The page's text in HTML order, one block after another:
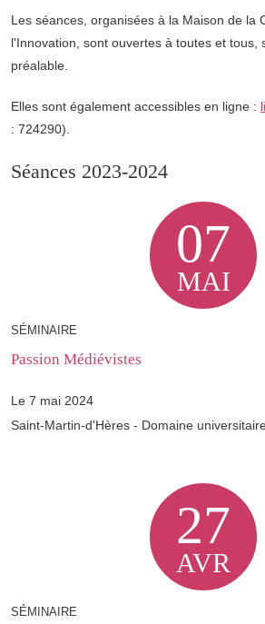
Les séances, organisées à la Maison de la
l'Innovation, sont ouvertes à toutes et tous,
préalable.
Elles sont également accessibles en ligne :
: 724290).
Séances 2023-2024
07
MAI
SÉMINAIRE
Passion Médiévistes
Le 7 mai 2024
Saint-Martin-d'Hères - Domaine
27
AVR
SÉMINAIRE